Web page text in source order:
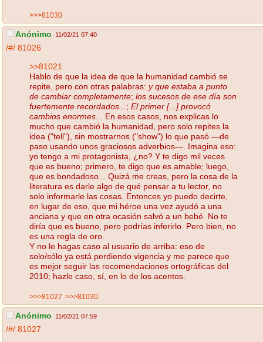
>>>81030
Anónimo 11/02/21 07:40
/#/ 81026
>>81021
Hablo de que la idea de que la humanidad cambió se
repite, pero con otras palabras: y que estaba a punto
de cambiar completamente; los sucesos de ese día son
fuertemente recordados... ; El primer [...] provocó
cambios enormes...
En esos casos, nos explicas lo
mucho que cambió la humanidad, pero solo repites la
idea ("tell"), sin mostrarnos ("show") lo que pasó —de
paso usando unos graciosos adverbios—. Imagina eso:
yo tengo a mi protagonista, ¿no? Y te digo mil veces
que es bueno; primero, te digo que es amable; luego,
que es bondadoso... Quizá me creas, pero la cosa de la
literatura es darle algo de qué pensar a tu lector, no
solo informarle las cosas. Entonces yo puedo decirte,
en lugar de eso, que mi héroe una vez ayudó a una
anciana y que en otra ocasión salvó a un bebé. No te
diría que es bueno, pero podrías inferirlo. Pero bien, no
es una regla de oro.
Y no le hagas caso al usuario de arriba: eso de
solo/sólo ya está perdiendo vigencia y me parece que
es mejor seguir las recomendaciones ortográficas del
2010; hazle caso, sí, en lo de los acentos.
>>>81027 >>>81030
Anónimo 11/02/21 07:59
/#/ 81027